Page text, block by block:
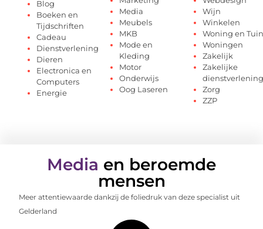
Blog
Boeken en
Tijdschriften
Cadeau
Dienstverlening
Dieren
Electronica en
Computers
Energie
Media
Meubels
MKB
Mode en
Kleding
Motor
Onderwijs
Oog Laseren
Wijn
Winkelen
Woning en Tuin
Woningen
Zakelijk
Zakelijke
dienstverlening
Zorg
ZZP
Media en beroemde
mensen
Meer attentiewaarde dankzij de foliedruk van deze specialist uit
Gelderland